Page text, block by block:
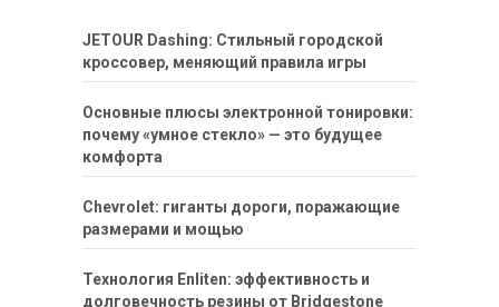
JETOUR Dashing: Стильный городской
кроссовер, меняющий правила игры
Основные плюсы электронной тонировки:
почему «умное стекло» — это будущее
комфорта
Chevrolet: гиганты дороги, поражающие
размерами и мощью
Технология Enliten: эффективность и
долговечность резины от Bridgestone